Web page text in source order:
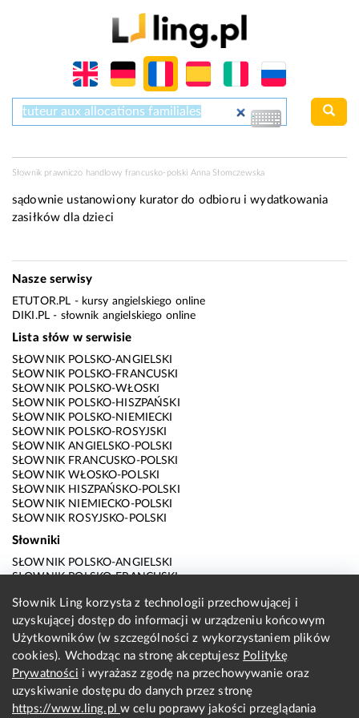
Słownik prawniczo handlowy francusko-polski Anna Słomczewska
sądownie ustanowiony kurator do odbioru i wydatkowania
zasiłków dla dzieci
Nasze serwisy
ETUTOR.PL - kursy angielskiego online
DIKI.PL - słownik angielskiego online
Lista słów w serwisie
SŁOWNIK POLSKO-ANGIELSKI
SŁOWNIK POLSKO-FRANCUSKI
SŁOWNIK POLSKO-WŁOSKI
SŁOWNIK POLSKO-HISZPAŃSKI
SŁOWNIK POLSKO-NIEMIECKI
SŁOWNIK POLSKO-ROSYJSKI
SŁOWNIK ANGIELSKO-POLSKI
SŁOWNIK FRANCUSKO-POLSKI
SŁOWNIK WŁOSKO-POLSKI
SŁOWNIK HISZPAŃSKO-POLSKI
SŁOWNIK NIEMIECKO-POLSKI
SŁOWNIK ROSYJSKO-POLSKI
Słowniki
SŁOWNIK POLSKO-ANGIELSKI
SŁOWNIK POLSKO-FRANCUSKI
SŁOWNIK POLSKO-HISZPAŃSKI
SŁOWNIK POLSKO-NIEMIECKI
SŁOWNIK POLSKO-ROSYJSKI
SŁOWNIK ANGIELSKO-POLSKI
SŁOWNIK FRANCUSKO-POLSKI
SŁOWNIK WŁOSKO-POLSKI
SŁOWNIK HISZPAŃSKO-POLSKI
SŁOWNIK NIEMIECKO-POLSKI
Słownik Ling korzysta z technologii przechowującej i
uzyskującej dostęp do informacji w urządzeniu końcowym
Użytkowników (w szczególności z wykorzystaniem plików
cookies). Wchodząc na stronę akceptujesz Politykę
Prywatności i wyrażasz zgodę na przechowywanie oraz
uzyskiwanie dostępu do danych przez stronę
https://www.ling.plw celu poprawy jakości przeglądania